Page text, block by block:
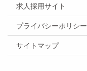
求人採用サイト
プライバシーポリシー
サイトマップ